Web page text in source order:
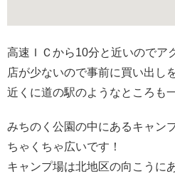
高速ＩＣから10分と近いのでア
店が少ないので事前に買い出し
近くに道の駅のようなところも
みちのく公園の中にあるキャン
ちゃくちゃ広いです！
キャンプ場は北地区の向こうに